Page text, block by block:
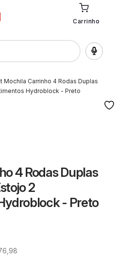
Carrinho
Mochila Carrinho 4 Rodas Duplas
Hydroblock - Preto
4 Rodas Duplas
2
- Preto
98